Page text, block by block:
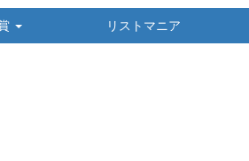
リストマニア